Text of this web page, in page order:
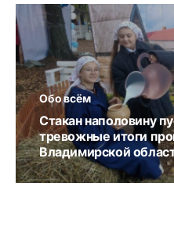
Обо всём
Стакан наполовину
тревожные итоги
Владимирской